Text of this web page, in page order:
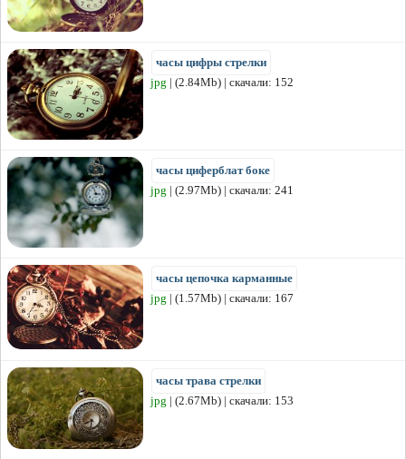
часы цифры стрелки
jpg | (2.84Mb) | скачали: 152
часы циферблат боке
jpg | (2.97Mb) | скачали: 241
часы цепочка карманные
jpg | (1.57Mb) | скачали: 167
часы трава стрелки
jpg | (2.67Mb) | скачали: 153